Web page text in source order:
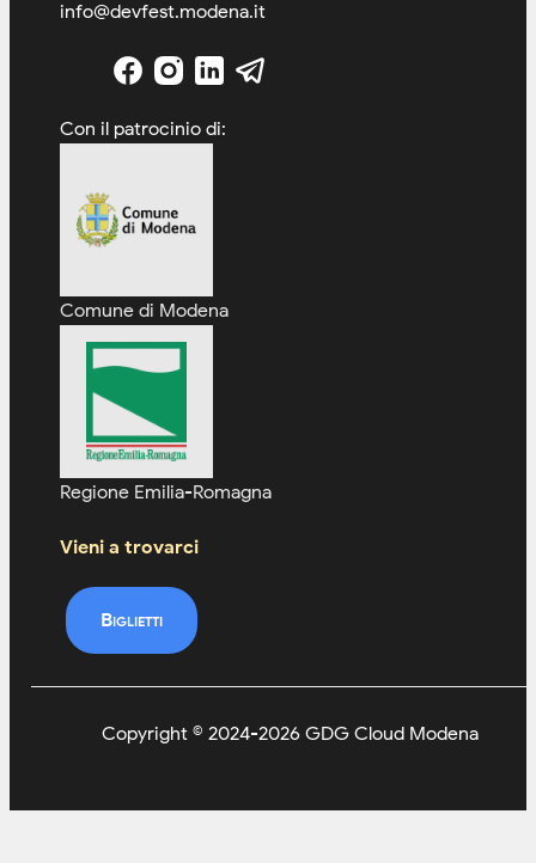
info@devfest.modena.it
Con il patrocinio di:
Comune di Modena
Regione Emilia-Romagna
Vieni a trovarci
Biglietti
Copyright © 2024-2026 GDG Cloud Modena